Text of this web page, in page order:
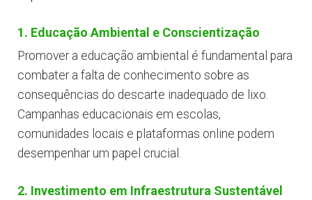
1. Educação Ambiental e Conscientização
Promover a educação ambiental é fundamental para
combater a falta de conhecimento sobre as
consequências do descarte inadequado de lixo.
Campanhas educacionais em escolas,
comunidades locais e plataformas online podem
desempenhar um papel crucial.
2. Investimento em Infraestrutura Sustentável